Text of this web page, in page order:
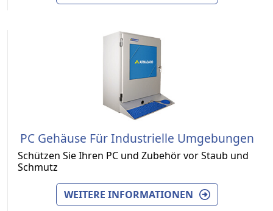
PC Gehäuse Für Industrielle Umgebungen
Schützen Sie Ihren PC und Zubehör vor Staub und
Schmutz
WEITERE INFORMATIONEN